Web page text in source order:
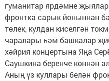
гуманитар ярдәмне
фронтка сарык йоныннан
төлек, кулдан киселгән
чаралары һәм башкалар
хәйрия концертына Яңа
Саушкина беренче көннән
Аның үз куллары белән